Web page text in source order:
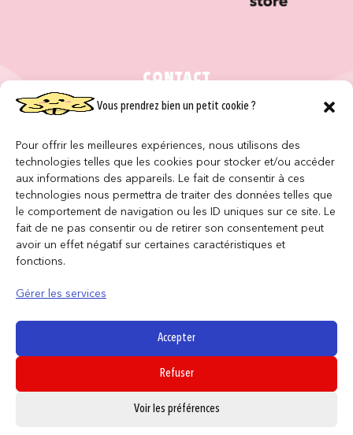
Vous prendrez bien un petit cookie ?
Pour offrir les meilleures expériences, nous utilisons des
technologies telles que les cookies pour stocker et/ou accéder
aux informations des appareils. Le fait de consentir à ces
technologies nous permettra de traiter des données telles que
le comportement de navigation ou les ID uniques sur ce site. Le
fait de ne pas consentir ou de retirer son consentement peut
avoir un effet négatif sur certaines caractéristiques et
fonctions.
Gérer les services
Accepter
Refuser
Voir les préférences
CONTACT
NOS MAGASINS
QUI SOMMES NOUS ?
NOUS REJOINDRE
F.A.Q
Politique de confidentialité
Politique de cookies
Mentions légales
SUIVEZ NOUS